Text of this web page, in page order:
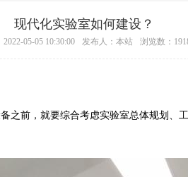
现代化实验室如何建设？
2022-05-05 10:30:00 发布人：本站 浏览数：
之前，就要综合考虑实验室总体规划、